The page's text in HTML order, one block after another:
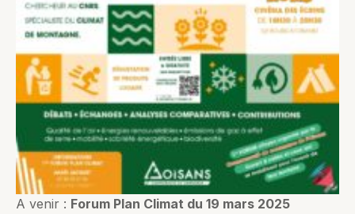
A venir : Forum Plan Climat du 19 mars 2025